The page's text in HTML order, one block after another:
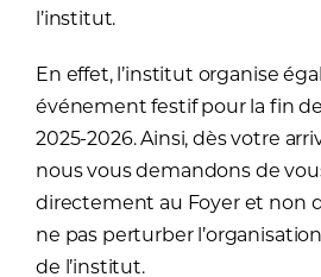
l’institut.
En effet, l’institut organise
événement festif pour la fin de
2025-2026. Ainsi, dès votre
nous vous demandons de
directement au Foyer et non
ne pas perturber
de l’institut.